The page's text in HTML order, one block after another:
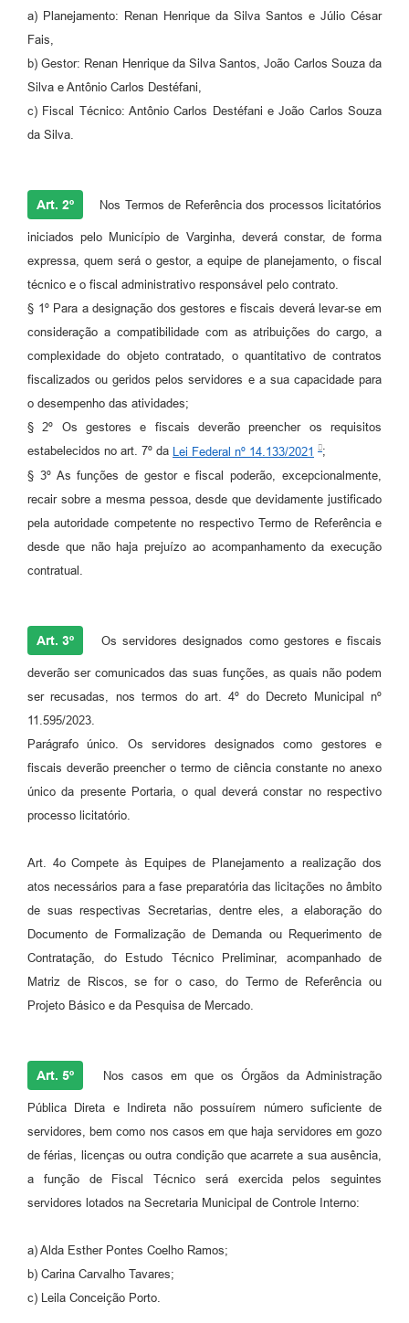
a) Planejamento: Renan Henrique da Silva Santos e Júlio César
Fais,
b) Gestor: Renan Henrique da Silva Santos, João Carlos Souza da
Silva e Antônio Carlos Destéfani,
c) Fiscal Técnico: Antônio Carlos Destéfani e João Carlos Souza
da Silva.
Art. 2º Nos Termos de Referência dos processos licitatórios
iniciados pelo Município de Varginha, deverá constar, de forma
expressa, quem será o gestor, a equipe de planejamento, o fiscal
técnico e o fiscal administrativo responsável pelo contrato.
§ 1º Para a designação dos gestores e fiscais deverá levar-se em
consideração a compatibilidade com as atribuições do cargo, a
complexidade do objeto contratado, o quantitativo de contratos
fiscalizados ou geridos pelos servidores e a sua capacidade para
o desempenho das atividades;
§ 2º Os gestores e fiscais deverão preencher os requisitos
estabelecidos no art. 7º da
Lei Federal nº 14.133/2021
;
§ 3º As funções de gestor e fiscal poderão, excepcionalmente,
recair sobre a mesma pessoa, desde que devidamente justificado
pela autoridade competente no respectivo Termo de Referência e
desde que não haja prejuízo ao acompanhamento da execução
contratual.
Art. 3º Os servidores designados como gestores e fiscais
deverão ser comunicados das suas funções, as quais não podem
ser recusadas, nos termos do art. 4º do Decreto Municipal nº
11.595/2023.
Parágrafo único. Os servidores designados como gestores e
fiscais deverão preencher o termo de ciência constante no anexo
único da presente Portaria, o qual deverá constar no respectivo
processo licitatório.
Art. 4o Compete às Equipes de Planejamento a realização dos
atos necessários para a fase preparatória das licitações no âmbito
de suas respectivas Secretarias, dentre eles, a elaboração do
Documento de Formalização de Demanda ou Requerimento de
Contratação, do Estudo Técnico Preliminar, acompanhado de
Matriz de Riscos, se for o caso, do Termo de Referência ou
Projeto Básico e da Pesquisa de Mercado.
Art. 5º Nos casos em que os Órgãos da Administração
Pública Direta e Indireta não possuírem número suficiente de
servidores, bem como nos casos em que haja servidores em gozo
de férias, licenças ou outra condição que acarrete a sua ausência,
a função de Fiscal Técnico será exercida pelos seguintes
servidores lotados na Secretaria Municipal de Controle Interno:
a) Alda Esther Pontes Coelho Ramos;
b) Carina Carvalho Tavares;
c) Leila Conceição Porto.